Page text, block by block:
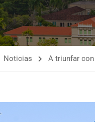
Noticias A triunfar